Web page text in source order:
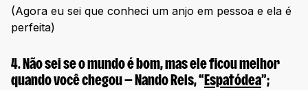
(Agora eu sei que conheci um anjo em pessoa e ela é
perfeita)
4. Não sei se o mundo é bom, mas ele ficou melhor
quando você chegou — Nando Reis, “ Espatódea”;